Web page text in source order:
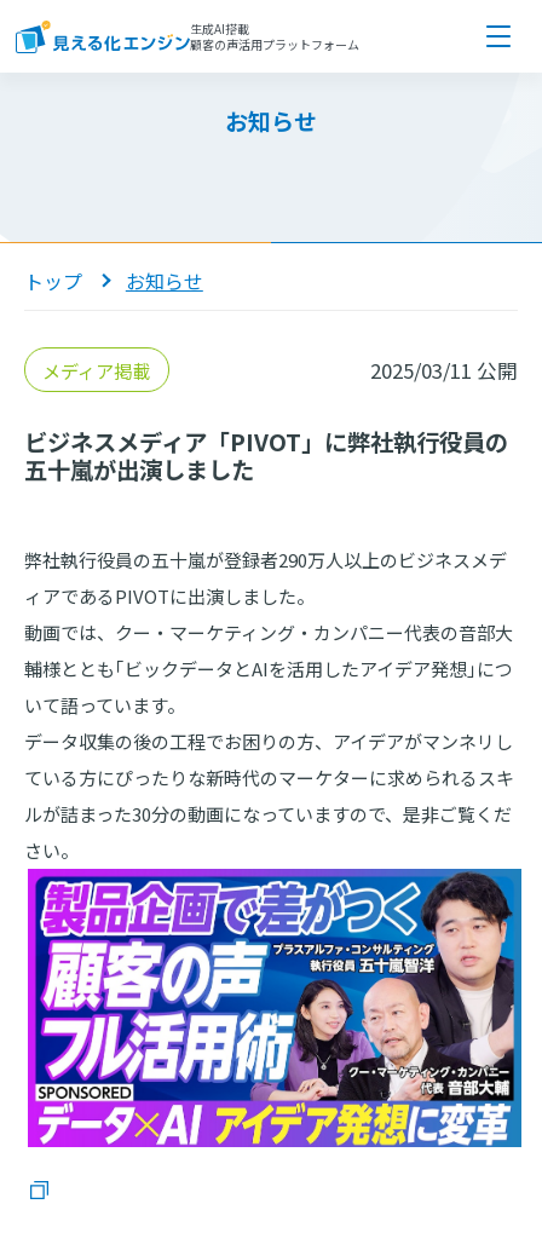
生成AI搭載
顧客の声活用プラットフォーム
お知らせ
トップ お知らせ
メディア掲載 2025/03/11 公開
ビジネスメディア「PIVOT」に弊社執行役員の
五十嵐が出演しました
弊社執行役員の五十嵐が登録者290万人以上のビジネスメデ
ィアであるPIVOTに出演しました。
動画では、クー・マーケティング・カンパニー代表の音部大
輔様ととも｢ビックデータとAIを活用したアイデア発想｣につ
いて語っています。
データ収集の後の工程でお困りの方、アイデアがマンネリし
ている方にぴったりな新時代のマーケターに求められるスキ
ルが詰まった30分の動画になっていますので、是非ご覧くだ
さい。